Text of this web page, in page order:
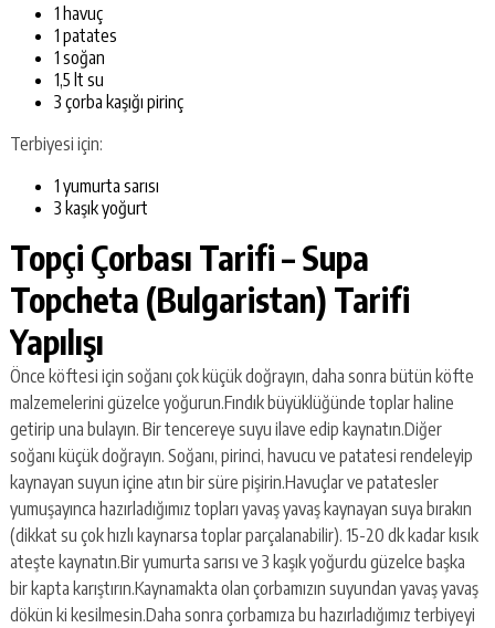
1 havuç
1 patates
1 soğan
1,5 lt su
3 çorba kaşığı pirinç
Terbiyesi için:
1 yumurta sarısı
3 kaşık yoğurt
Topçi Çorbası Tarifi – Supa
Topcheta (Bulgaristan) Tarifi
Yapılışı
Önce köftesi için soğanı çok küçük doğrayın, daha sonra bütün köfte
malzemelerini güzelce yoğurun.Fındık büyüklüğünde toplar haline
getirip una bulayın. Bir tencereye suyu ilave edip kaynatın.Diğer
soğanı küçük doğrayın. Soğanı, pirinci, havucu ve patatesi rendeleyip
kaynayan suyun içine atın bir süre pişirin.Havuçlar ve patatesler
yumuşayınca hazırladığımız topları yavaş yavaş kaynayan suya bırakın
(dikkat su çok hızlı kaynarsa toplar parçalanabilir). 15-20 dk kadar kısık
ateşte kaynatın.Bir yumurta sarısı ve 3 kaşık yoğurdu güzelce başka
bir kapta karıştırın.Kaynamakta olan çorbamızın suyundan yavaş yavaş
dökün ki kesilmesin.Daha sonra çorbamıza bu hazırladığımız terbiyeyi